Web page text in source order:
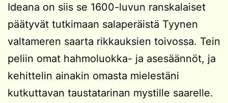
Ideana on siis se 1600-luvun ranskalaiset
päätyvät tutkimaan salaperäistä Tyynen
valtameren saarta rikkauksien toivossa. Tein
peliin omat hahmoluokka- ja asesäännöt, ja
kehittelin ainakin omasta mielestäni
kutkuttavan taustatarinan mystille saarelle.